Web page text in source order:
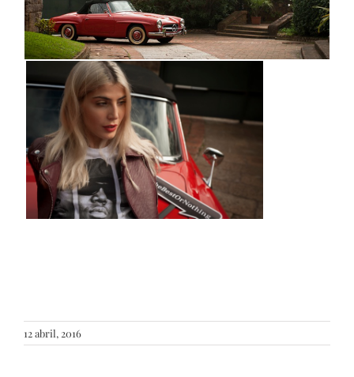
12 abril, 2016